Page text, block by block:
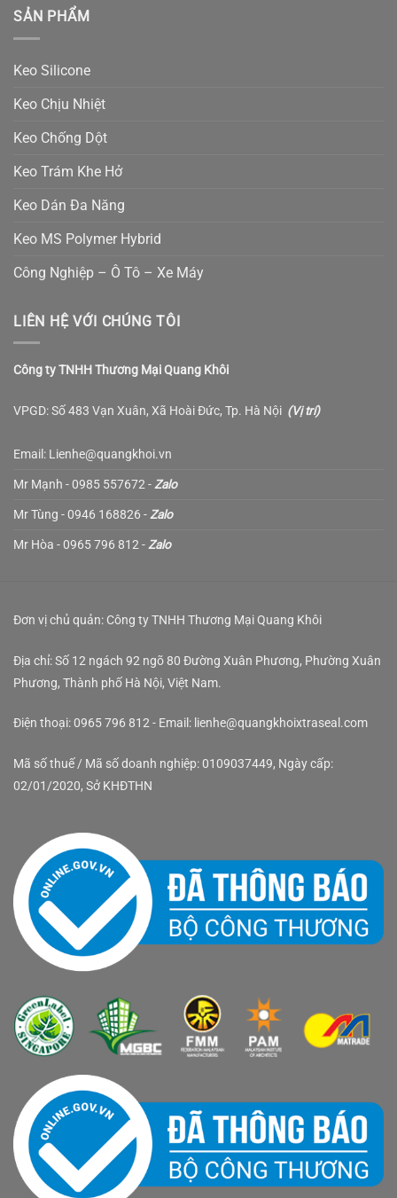
SẢN PHẨM
Keo Silicone
Keo Chịu Nhiệt
Keo Chống Dột
Keo Trám Khe Hở
Keo Dán Đa Năng
Keo MS Polymer Hybrid
Công Nghiệp – Ô Tô – Xe Máy
LIÊN HỆ VỚI CHÚNG TÔI
Công ty TNHH Thương Mại Quang Khôi
VPGD: Số 483 Vạn Xuân, Xã Hoài Đức, Tp. Hà Nội (Vị trí)
Email: Lienhe@quangkhoi.vn
Mr Mạnh - 0985 557672 - Zalo
Mr Tùng - 0946 168826 - Zalo
Mr Hòa - 0965 796 812 - Zalo
Đơn vị chủ quản: Công ty TNHH Thương Mại Quang Khôi
Địa chỉ: Số 12 ngách 92 ngõ 80 Đường Xuân Phương, Phường Xuân
Phương, Thành phố Hà Nội, Việt Nam.
Điện thoại: 0965 796 812 - Email: lienhe@quangkhoixtraseal.com
Mã số thuế / Mã số doanh nghiệp: 0109037449, Ngày cấp:
02/01/2020, Sở KHĐTHN